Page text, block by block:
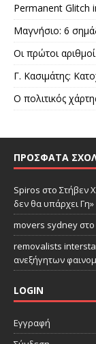
Permanent Glitch
Μαγνήσιο: 6
Οι πρώτοι αριθμοί
Γ. Κασιμάτης:
Ο πολιτικός
ΠΡΌΣΦΑΤΑ
Spiros στο Στήβεν
δεν θα υπάρχει Γη»
movers sydneyστο
removalists
ανεξήγητων
LOGIN
Εγγραφή